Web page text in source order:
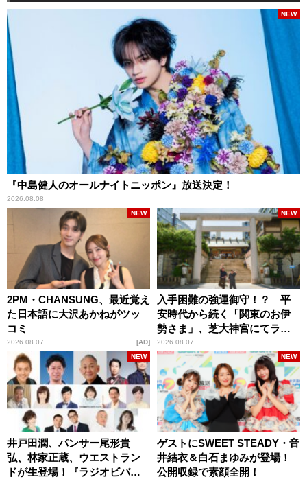
『中島健人のオールナイトニッポン』放送決定！
2026.08.08
NEW
2PM・CHANSUNG、最近覚え
た日本語に大沢あかねがツッ
コミ
2026.08.07
NEW
AD
入手困難の強運御守！？ 平
安時代から続く「関東のお伊
勢さま」、芝大神宮にてラン
パンプスが合格祈願！
2026.08.07
NEW
井戸田潤、パンサー尾形貴
弘、林家正蔵、ウエストラン
ドが生登場！『ラジオビバリ
NEW
ゲストにSWEET STEADY・音
井結衣＆白石まゆみが登場！
公開収録で素顔全開！
NEW